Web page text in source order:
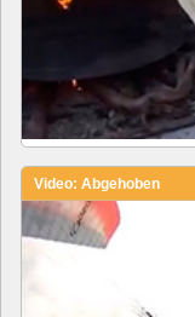
Video: Abgehoben